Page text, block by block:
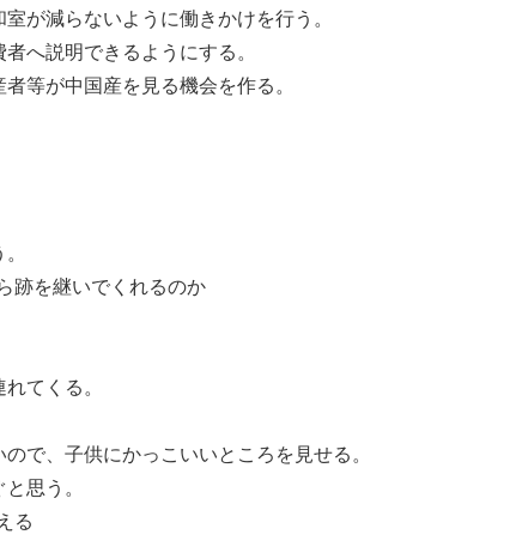
が減らないように働きかけを行う。
へ説明できるようにする。
等が中国産を見る機会を作る。
を継いでくれるのか
てくる。
で、子供にかっこいいところを見せる。
思う。
る